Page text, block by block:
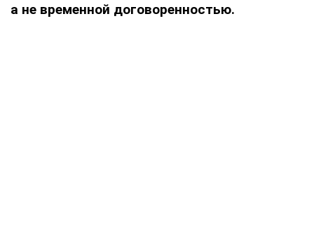
а не временной договоренностью.